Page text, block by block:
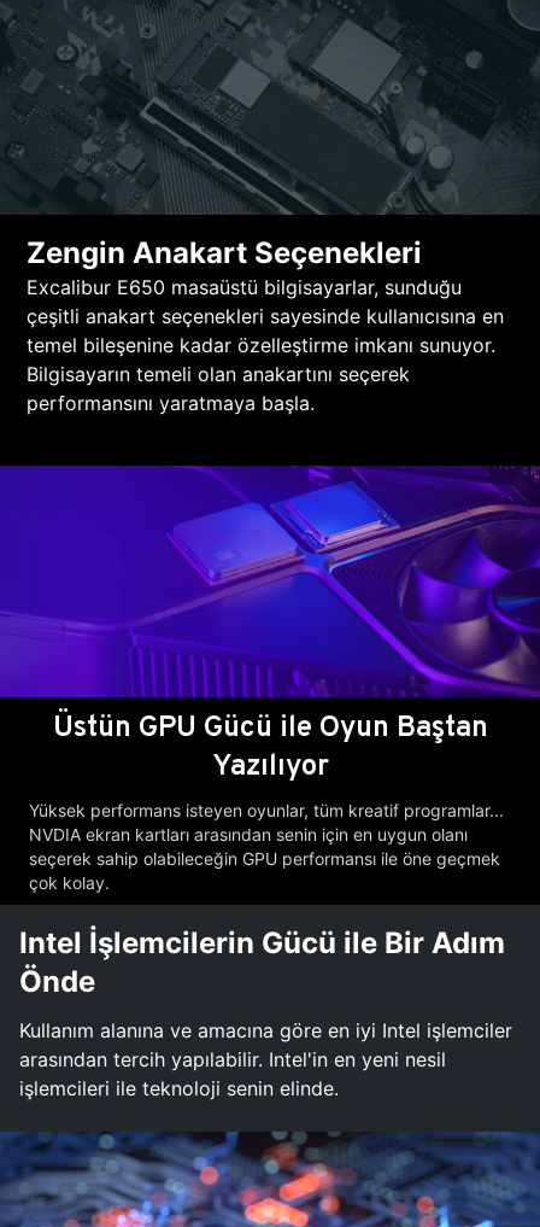
Zengin Anakart Seçenekleri
Excalibur E650 masaüstü bilgisayarlar, sunduğu
çeşitli anakart seçenekleri sayesinde kullanıcısına en
temel bileşenine kadar özelleştirme imkanı sunuyor.
Bilgisayarın temeli olan anakartını seçerek
performansını yaratmaya başla.
Üstün GPU Gücü ile Oyun Baştan
Yazılıyor
Yüksek performans isteyen oyunlar, tüm kreatif programlar...
NVDIA ekran kartları arasından senin için en uygun olanı
seçerek sahip olabileceğin GPU performansı ile öne geçmek
çok kolay.
Intel İşlemcilerin Gücü ile Bir Adım
Önde
Kullanım alanına ve amacına göre en iyi Intel işlemciler
arasından tercih yapılabilir. Intel'in en yeni nesil
işlemcileri ile teknoloji senin elinde.